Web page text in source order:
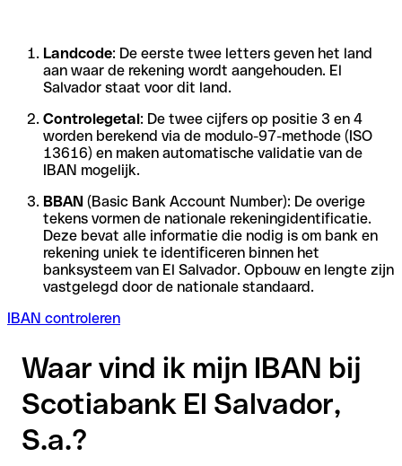
Landcode: De eerste twee letters geven het land
aan waar de rekening wordt aangehouden. El
Salvador staat voor dit land.
Controlegetal: De twee cijfers op positie 3 en 4
worden berekend via de modulo-97-methode (ISO
13616) en maken automatische validatie van de
IBAN mogelijk.
BBAN (Basic Bank Account Number): De overige
tekens vormen de nationale rekeningidentificatie.
Deze bevat alle informatie die nodig is om bank en
rekening uniek te identificeren binnen het
banksysteem van El Salvador. Opbouw en lengte zijn
vastgelegd door de nationale standaard.
IBAN controleren
Waar vind ik mijn IBAN bij
Scotiabank El Salvador,
S.a.?